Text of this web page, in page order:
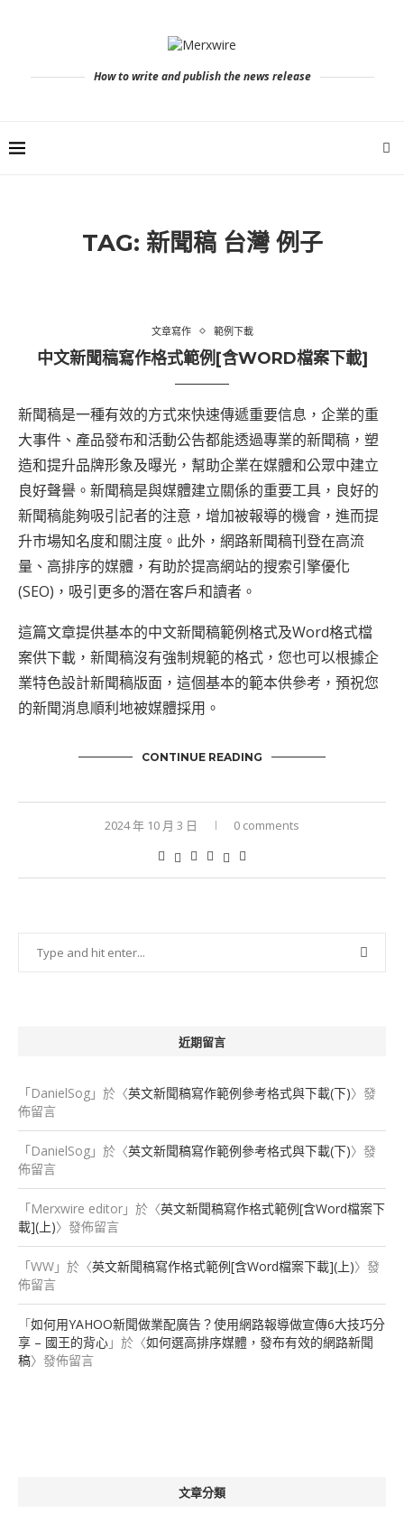
How to write and publish the news release
TAG: 新聞稿 台灣 例子
文章寫作 範例下載
中文新聞稿寫作格式範例[含WORD檔案下載]
新聞稿是一種有效的方式來快速傳遞重要信息，企業的重
大事件、產品發布和活動公告都能透過專業的新聞稿，塑
造和提升品牌形象及曝光，幫助企業在媒體和公眾中建立
良好聲譽。新聞稿是與媒體建立關係的重要工具，良好的
新聞稿能夠吸引記者的注意，增加被報導的機會，進而提
升市場知名度和關注度。此外，網路新聞稿刊登在高流
量、高排序的媒體，有助於提高網站的搜索引擎優化
(SEO)，吸引更多的潛在客戶和讀者。
這篇文章提供基本的中文新聞稿範例格式及Word格式檔
案供下載，新聞稿沒有強制規範的格式，您也可以根據企
業特色設計新聞稿版面，這個基本的範本供參考，預祝您
的新聞消息順利地被媒體採用。
CONTINUE READING
2024 年 10 月 3 日 0 comments
近期留言
「DanielSog 」於〈英文新聞稿寫作範例參考格式與下載(下)〉發
佈留言
「DanielSog 」於〈英文新聞稿寫作範例參考格式與下載(下)〉發
佈留言
「Merxwire editor 」於〈英文新聞稿寫作格式範例[含Word檔案下
載](上)〉發佈留言
「WW 」於〈英文新聞稿寫作格式範例[含Word檔案下載](上)〉發
佈留言
「如何用YAHOO新聞做業配廣告？使用網路報導做宣傳6大技巧分
享 – 國王的背心 」於〈如何選高排序媒體，發布有效的網路新聞
稿〉發佈留言
文章分類